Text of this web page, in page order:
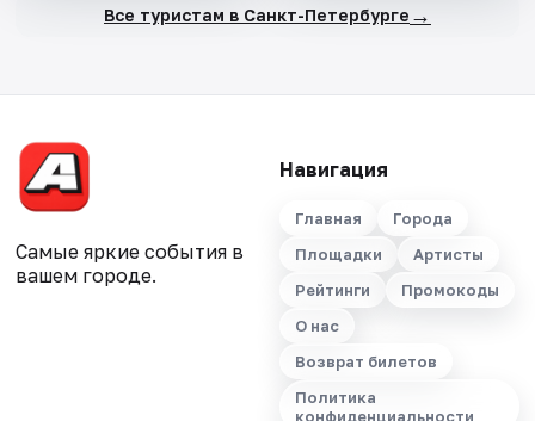
Все туристам в Санкт-Петербурге →
Самые яркие события в
вашем городе.
Навигация
Главная
Города
Площадки
Артисты
Рейтинги
Промокоды
О нас
Возврат билетов
Политика
конфиденциальности